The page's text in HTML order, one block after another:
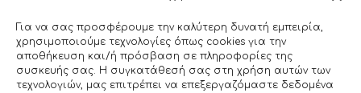
Για να σας προσφέρουμε την καλύτερη δυνατή εμπειρία,
χρησιμοποιούμε τεχνολογίες όπως cookies για την
αποθήκευση και/ή πρόσβαση σε πληροφορίες της
συσκευής σας. Η συγκατάθεσή σας στη χρήση αυτών των
τεχνολογιών, μας επιτρέπει να επεξεργαζόμαστε δεδομένα
01B13_CWC
€35.00 Original
price
was:
€26.00Η
τρέχουσα
τιμή